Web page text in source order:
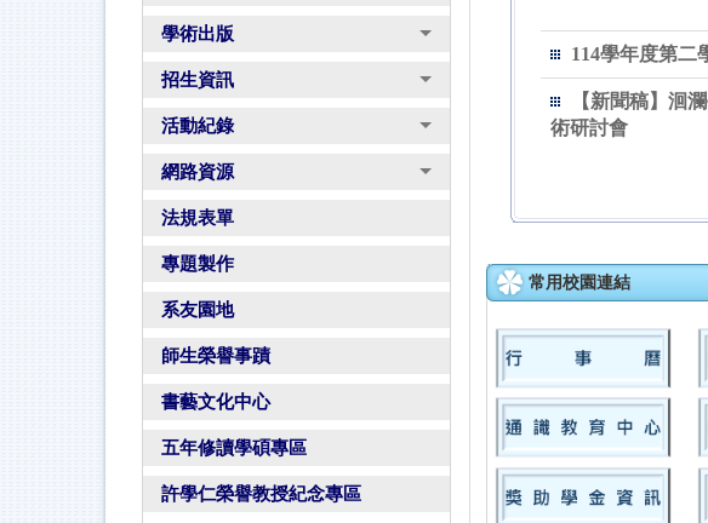
學術出版
招生資訊
活動紀錄
網路資源
法規表單
專題製作
系友園地
師生榮譽事蹟
書藝文化中心
五年修讀學碩專區
許學仁榮譽教授紀念專區
114學年度第二
【新聞稿】洄
術研討會
常用校園連結